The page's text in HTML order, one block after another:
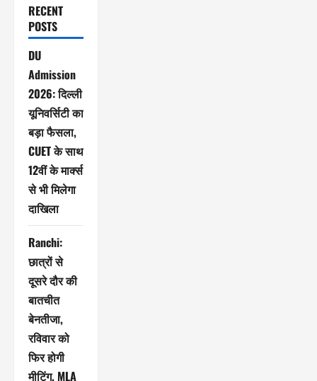
RECENT
POSTS
DU
Admission
2026: दिल्ली
यूनिवर्सिटी का
बड़ा फैसला,
CUET के साथ
12वीं के मार्क्स
से भी मिलेगा
दाखिला
Ranchi:
छात्रों से
दूसरे दौर की
बातचीत
बेनतीजा,
रविवार को
फिर होगी
मीटिंग, MLA